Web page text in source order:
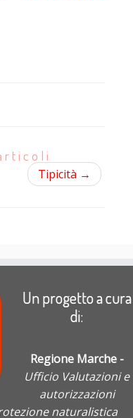
Tipicità →
Un progetto a cura
di:
Regione Marche -
Ufficio Valutazioni e
autorizzazioni
naturalistica